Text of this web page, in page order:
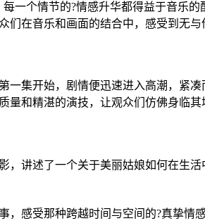
一个情节的?情感升华都得益于音乐
在音乐和画面的结合中，感受到无与
一集开始，剧情便迅速进入高潮，
和精湛的演技，让观众们仿佛身临其
，讲述了一个关于美丽姑娘如何在生
，感受那种跨越时间与空间的?真挚